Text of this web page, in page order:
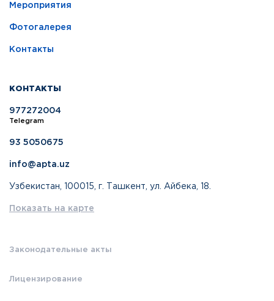
Мероприятия
Фотогалерея
Контакты
КОНТАКТЫ
977272004
Telegram
93 5050675
info@apta.uz
Узбекистан, 100015, г. Ташкент, ул. Айбека, 18.
Показать на карте
Законодательные акты
Лицензирование